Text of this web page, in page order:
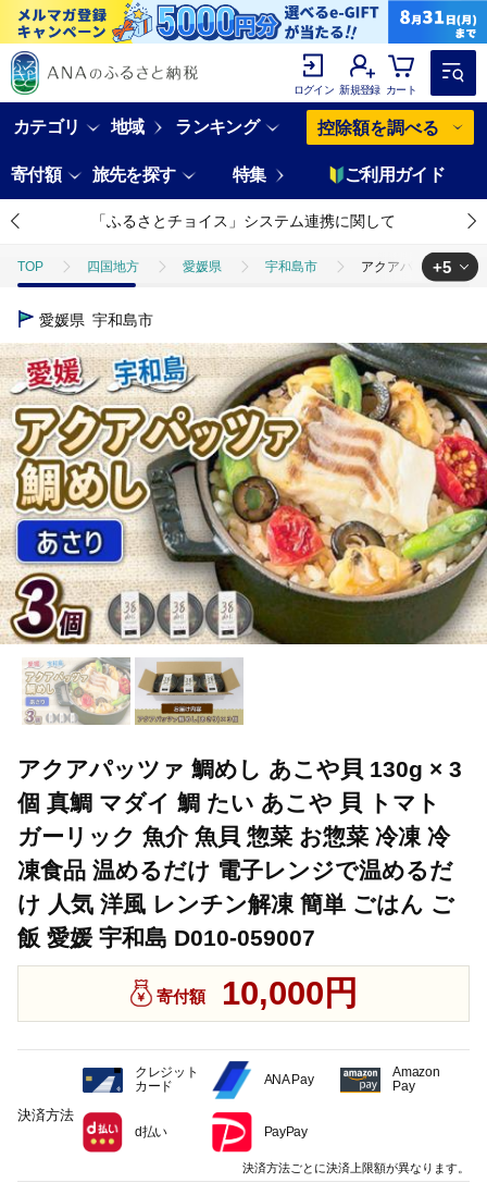
ログイン 新規登録 カート
カテゴリ 地域 ランキング 控除額を調べる
寄付額 旅先を探す 特集 ご利用ガイド
「ふるさとチョイス」システム連携に関して
TOP 四国地方 愛媛県 宇和島市 アクアパッツァ 鯛
TOP
魚介類 干物 アクアパッツァ 鯛めし あこや貝 130g ×
TOP 魚介類 干物 ほかの干物 アクアパッツァ 鯛めし
TOP 魚介類 鮮魚 アクアパッツァ 鯛めし あこや貝 130g ×
TOP 加工食品 アクアパッツァ 鯛めし あこや貝 130g × 3個 真鯛
+5
愛媛県 宇和島市
アクアパッツァ 鯛めし あこや貝 130g × 3
個 真鯛 マダイ 鯛 たい あこや 貝 トマト
ガーリック 魚介 魚貝 惣菜 お惣菜 冷凍 冷
凍食品 温めるだけ 電子レンジで温めるだ
け 人気 洋風 レンチン解凍 簡単 ごはん ご
飯 愛媛 宇和島 D010-059007
寄付額 10,000円
決済方法
クレジット
カード
ANA Pay
Amazon
Pay
d払い PayPay
決済方法ごとに決済上限額が異なります。